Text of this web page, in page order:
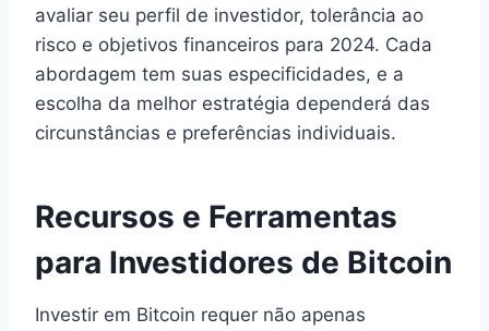
avaliar seu perfil de investidor, tolerância ao
risco e objetivos financeiros para 2024. Cada
abordagem tem suas especificidades, e a
escolha da melhor estratégia dependerá das
circunstâncias e preferências individuais.
Recursos e Ferramentas
para Investidores de Bitcoin
Investir em Bitcoin requer não apenas